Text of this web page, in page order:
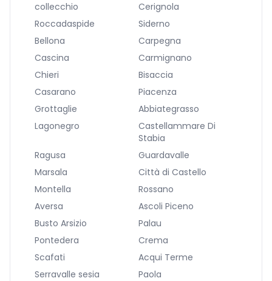
collecchio
Cerignola
Roccadaspide
Siderno
Bellona
Carpegna
Cascina
Carmignano
Chieri
Bisaccia
Casarano
Piacenza
Grottaglie
Abbiategrasso
Lagonegro
Castellammare Di
Stabia
Ragusa
Guardavalle
Marsala
Città di Castello
Montella
Rossano
Aversa
Ascoli Piceno
Busto Arsizio
Palau
Pontedera
Crema
Scafati
Acqui Terme
Serravalle sesia
Paola